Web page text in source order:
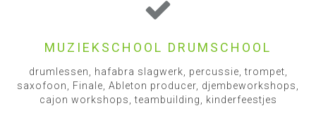
MUZIEKSCHOOL DRUMSCHOOL
drumlessen, hafabra slagwerk, percussie, trompet,
saxofoon, Finale, Ableton producer, djembeworkshops,
cajon workshops, teambuilding, kinderfeestjes